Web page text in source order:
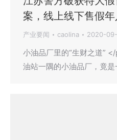
案，线上线下售假
产业要闻 caolina 2020-
小油品厂里的“生财之道”
油站一隅的小油品厂，竟